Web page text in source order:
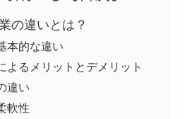
の違いとは？
本的な違い
よるメリットとデメリット
違い
軟性